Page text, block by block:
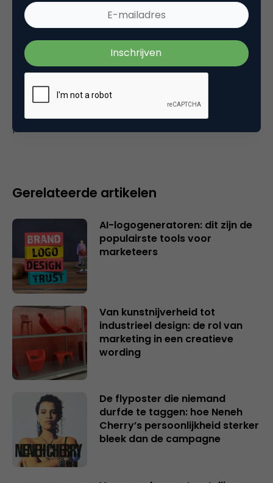
usability & design
Plaats reactie
om een reactie te
plaatsen.
Gerelateerde artikelen
AI-logogeneratoren: dit zijn de
populairste tools voor
marketeers
Van kunstnijverheid tot
industrieel design: de rol van
marketing in een creatieve
wording
De flyposter die niemand
durfde te taggen: hoe Neneh
Cherry’s persoonlijkheid sterker
bleek dan de campagne